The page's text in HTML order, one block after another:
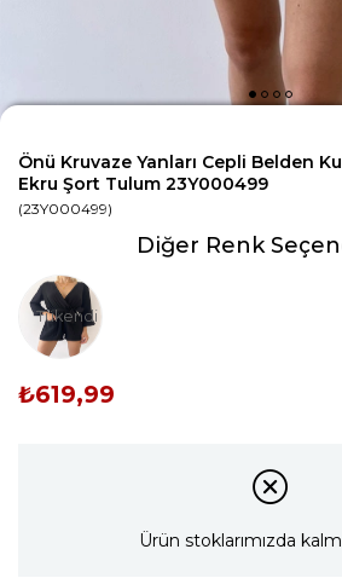
Önü Kruvaze Yanları Cepli Belden
Ekru Şort Tulum 23Y000499
(23Y000499)
Diğer Renk
Tükendi
₺619,99
Ürün stoklarımızda